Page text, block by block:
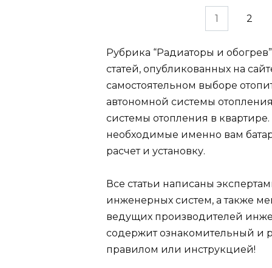
записям
1 2
Рубрика “Радиаторы и
статей, опубликованных на
самостоятельном выборе
автономной системы
системы отопления в квартире.
необходимые именно вам
расчет и установку.
Все статьи написаны
инженерных систем, а также
ведущих производителей
содержит ознакомительный и
правилом или инструкцией!